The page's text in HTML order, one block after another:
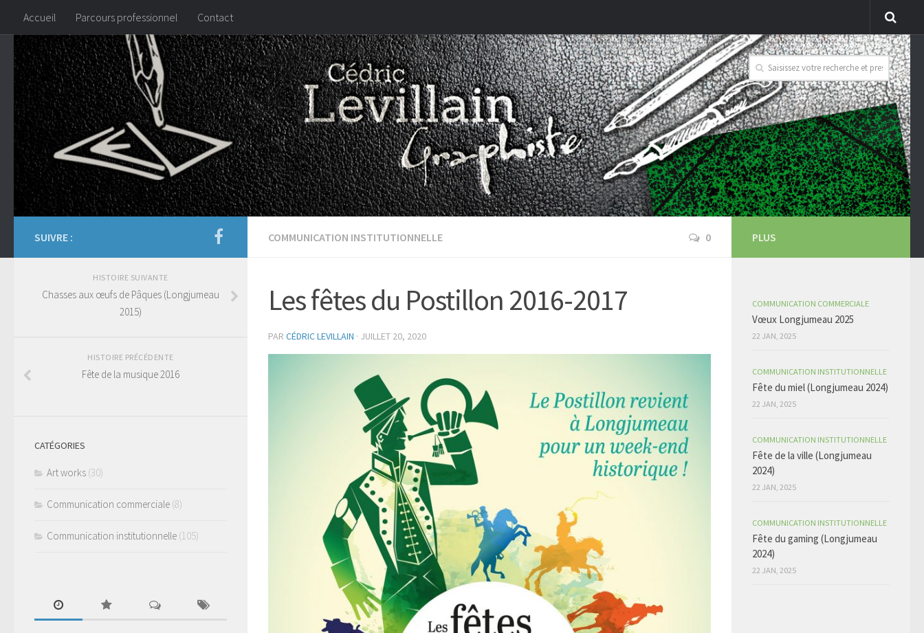
Accueil Parcours professionnel Contact
COMMUNICATION INSTITUTIONNELLE 0
Les fêtes du Postillon 2016-2017
PAR CÉDRIC LEVILLAIN · JUILLET 20, 2020
SUIVRE :
HISTOIRE SUIVANTE
Chasses aux œufs de Pâques (Longjumeau
2015)
HISTOIRE PRÉCÉDENTE
Fête de la musique 2016
CATÉGORIES
Art works (30)
Communication commerciale (8)
Communication institutionnelle (105)
PLUS
COMMUNICATION COMMERCIALE
Vœux Longjumeau 2025
22 JAN, 2025
COMMUNICATION INSTITUTIONNELLE
Fête du miel (Longjumeau 2024)
22 JAN, 2025
COMMUNICATION INSTITUTIONNELLE
Fête de la ville (Longjumeau
2024)
22 JAN, 2025
COMMUNICATION INSTITUTIONNELLE
Fête du gaming (Longjumeau
2024)
22 JAN, 2025